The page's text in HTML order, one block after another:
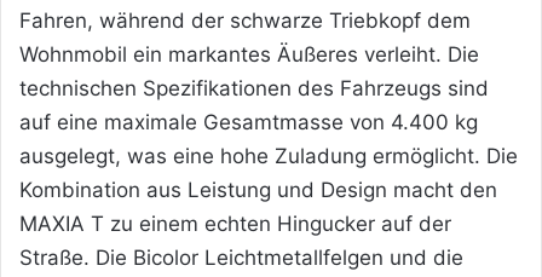
Fahren, während der schwarze Triebkopf dem
Wohnmobil ein markantes Äußeres verleiht. Die
technischen Spezifikationen des Fahrzeugs sind
auf eine maximale Gesamtmasse von 4.400 kg
ausgelegt, was eine hohe Zuladung ermöglicht. Die
Kombination aus Leistung und Design macht den
MAXIA T zu einem echten Hingucker auf der
Straße. Die Bicolor Leichtmetallfelgen und die